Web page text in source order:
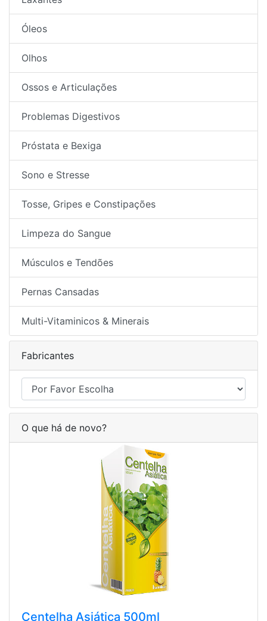
Óleos
Olhos
Ossos e Articulações
Problemas Digestivos
Próstata e Bexiga
Sono e Stresse
Tosse, Gripes e Constipações
Limpeza do Sangue
Músculos e Tendões
Pernas Cansadas
Multi-Vitaminicos & Minerais
Fabricantes
O que há de novo?
Centelha Asiática 500ml